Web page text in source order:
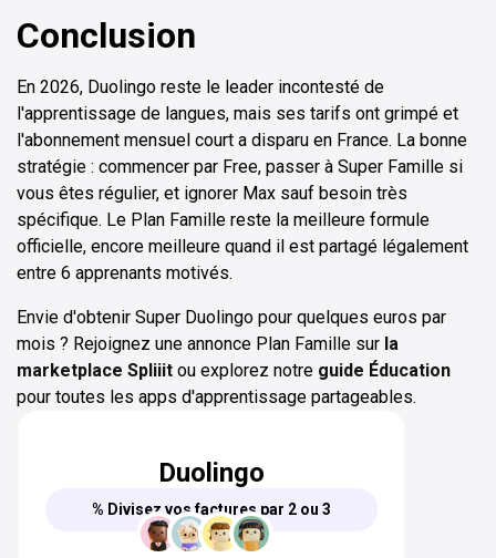
Conclusion
En 2026, Duolingo reste le leader incontesté de
l'apprentissage de langues, mais ses tarifs ont grimpé et
l'abonnement mensuel court a disparu en France. La bonne
stratégie : commencer par Free, passer à Super Famille si
vous êtes régulier, et ignorer Max sauf besoin très
spécifique. Le Plan Famille reste la meilleure formule
officielle, encore meilleure quand il est partagé légalement
entre 6 apprenants motivés.
Envie d'obtenir Super Duolingo pour quelques euros par
mois ? Rejoignez une annonce Plan Famille sur la
marketplace Spliiit ou explorez notre guide Éducation
pour toutes les apps d'apprentissage partageables.
Duolingo
% Divisez vos factures par 2 ou 3